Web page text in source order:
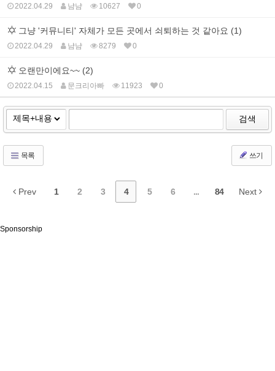
2022.04.29 냠냠 10627 0
그냥 '커뮤니티' 자체가 모든 곳에서 쇠퇴하는 것 같아요 (1)
2022.04.29 냠냠 8279 0
오랜만이에요~~ (2)
2022.04.15 문크리아빠 11923 0
검색
목록 쓰기
Prev 1 2 3 4 5 6 ... 84 Next
Sponsorship